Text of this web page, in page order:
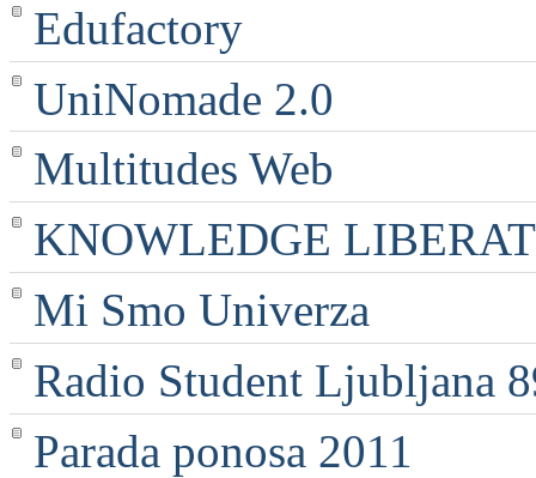
Edufactory
UniNomade 2.0
Multitudes Web
KNOWLEDGE
Mi Smo Univerza
Radio Student Ljubljana
Parada ponosa 2011